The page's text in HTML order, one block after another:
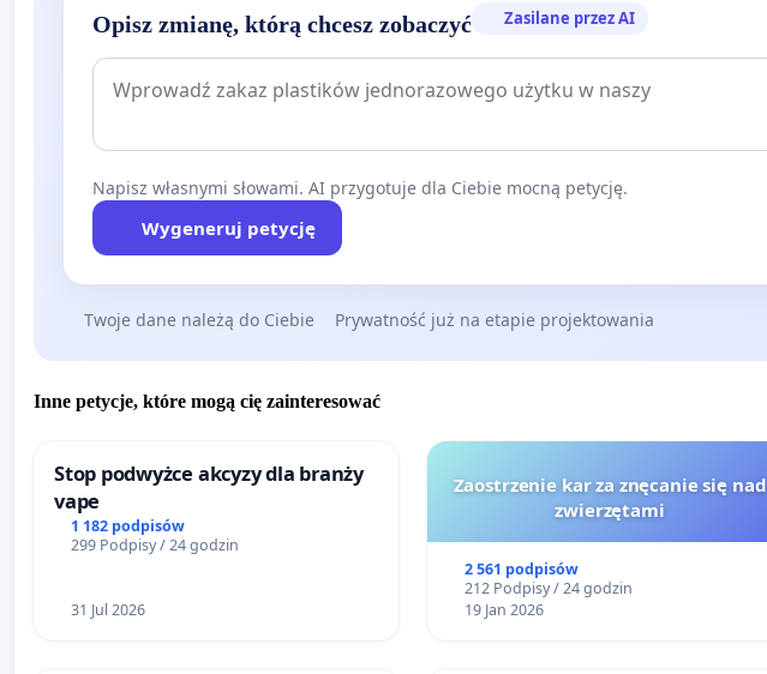
Opisz zmianę, którą chcesz zobaczyć Zasilane przez AI
Napisz własnymi słowami. AI przygotuje dla Ciebie mocną petycję.
Wygeneruj petycję
Twoje dane należą do Ciebie Prywatność już na etapie projektowania
Inne petycje, które mogą cię zainteresować
Stop podwyżce akcyzy dla branży
vape
1 182 podpisów
299 Podpisy / 24 godzin
31 Jul 2026
Zaostrzenie kar za znęcanie się nad
zwierzętami
2 561 podpisów
212 Podpisy / 24 godzin
19 Jan 2026